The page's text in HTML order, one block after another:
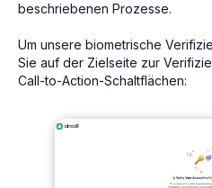
beschriebenen Prozesse.
Um unsere biometrische
Sie auf der Zielseite zur
Call-to-Action-Schaltflächen: